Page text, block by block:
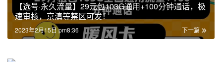
【选号·永久流量】29元包103G通用+100分钟通话，极
速审核，京滇等禁区可发！
下一篇
2023年2月15日 pm8:36